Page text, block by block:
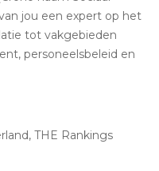
jou een expert op het
tot vakgebieden
personeelsbeleid en
THE Rankings